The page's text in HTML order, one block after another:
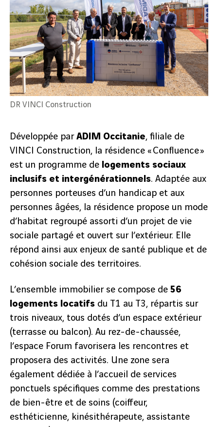
DR VINCI Construction
Développée parADIM Occitanie, filiale de
VINCI Construction, la résidence « Confluence »
est un programme de logements sociaux
inclusifs et intergénérationnels. Adaptée aux
personnes porteuses d’un handicap et aux
personnes âgées, la résidence propose un mode
d’habitat regroupé assorti d’un projet de vie
sociale partagé et ouvert sur l’extérieur. Elle
répond ainsi aux enjeux de santé publique et de
cohésion sociale des territoires.
L’ensemble immobilier se compose de 56
logements locatifs du T1 au T3, répartis sur
trois niveaux, tous dotés d’un espace extérieur
(terrasse ou balcon). Au rez-de-chaussée,
l’espace Forum favorisera les rencontres et
proposera des activités. Une zone sera
également dédiée à l’accueil de services
ponctuels spécifiques comme des prestations
de bien-être et de soins (coiffeur,
esthéticienne, kinésithérapeute, assistante